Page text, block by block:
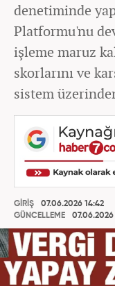
denetiminde
Platformu'nu
işleme maruz
skorlarını ve
sistem
GİRİŞ
07.06.2026 14:42
GÜNCELLEME
07.06.2026